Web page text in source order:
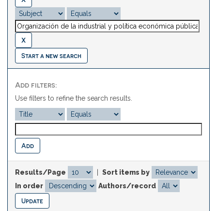
Start a new search
Add filters:
Use filters to refine the search results.
Results/Page
Sort items by
In order
Authors/record